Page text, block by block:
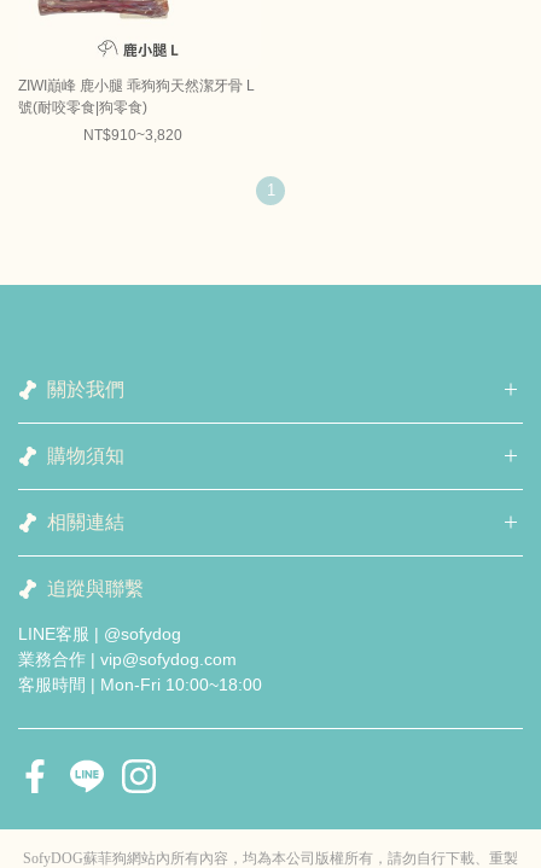
ZIWI巔峰 鹿小腿 乖狗狗天然潔牙骨 L
號(耐咬零食|狗零食)
NT$910~3,820
1
關於我們
購物須知
相關連結
追蹤與聯繫
LINE客服 | @sofydog
業務合作 | vip@sofydog.com
客服時間 | Mon-Fri 10:00~18:00
SofyDOG蘇菲狗網站內所有內容，均為本公司版權所有，請勿自行下載、重製